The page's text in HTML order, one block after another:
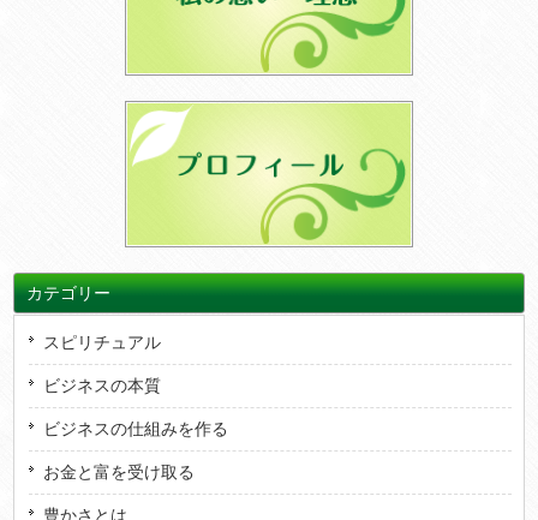
カテゴリー
スピリチュアル
ビジネスの本質
ビジネスの仕組みを作る
お金と富を受け取る
豊かさとは